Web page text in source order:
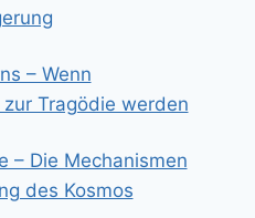
– Wenn
Tragödie werden
– Die Mechanismen
des Kosmos